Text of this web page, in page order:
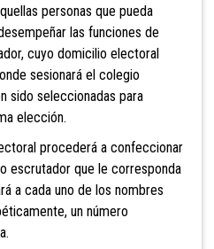
personas que pueda
las funciones de
cuyo domicilio electoral
sesionará el colegio
sido seleccionadas para
elección.
procederá a confeccionar
escrutador que le corresponda
a cada uno de los nombres
un número